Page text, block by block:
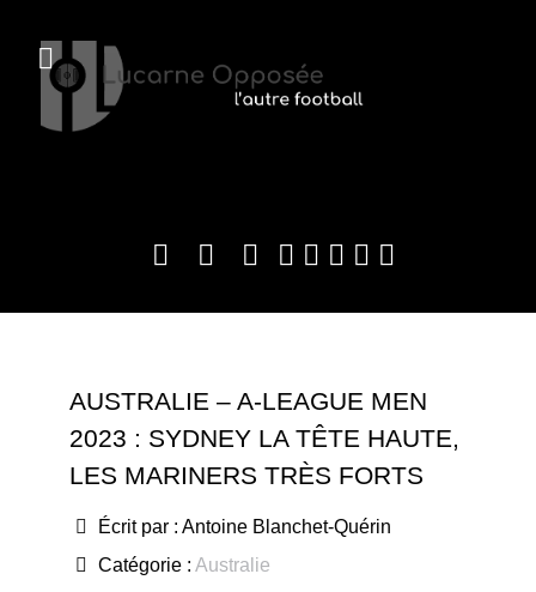
AUSTRALIE – A-LEAGUE MEN
2023 : SYDNEY LA TÊTE HAUTE,
LES MARINERS TRÈS FORTS
Écrit par : Antoine Blanchet-Quérin
Catégorie : Australie